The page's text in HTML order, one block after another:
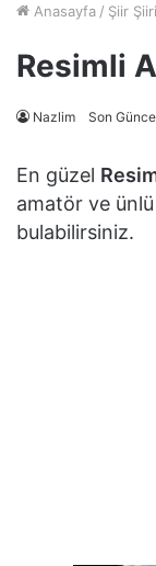
Anasayfa / Şiir Şiiri
Resimli
Nazlim Son
En güzel
amatör ve
bulabilirsiniz.